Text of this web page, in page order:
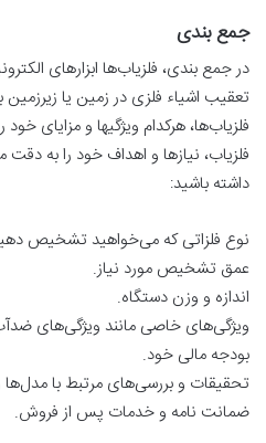
جمع بندی
در جمع‌ بندی، فلزیاب‌ها ابزارهای
تعقیب اشیاء فلزی در زمین یا
فلزیاب‌ها، هرکدام ویژگیها و مزایای
فلزیاب، نیازها و اهداف خود را به
داشته باشید:
نوع فلزاتی که می‌خواهید تشخیص
عمق تشخیص مورد نیاز.
اندازه و وزن دستگاه.
ویژگی‌های خاصی مانند ویژگی‌های
بودجه مالی خود.
تحقیقات و بررسی‌های مرتبط با
ضمانت نامه و خدمات پس از فروش.